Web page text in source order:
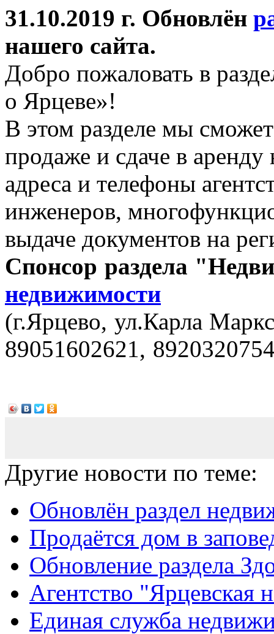
31.10.2019 г. Обновлён
нашего сайта.
Добро пожаловать в
о Ярцеве»!
В этом разделе мы
продаже и сдаче в
адреса и телефоны
инженеров,
выдаче документов на
Спонсор раздела
недвижимости
(г.Ярцево, ул.Карла
89051602621,
Другие новости по теме:
Обновлён раздел
Продаётся дом в
Обновление раздела
Агентство "Ярцевская
Единая служба